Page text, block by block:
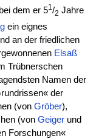
dem er 51/2 Jahre
ein eignes
an der friedlichen
Elsaß
Trübnerschen
Namen der
der
(von Gröber),
(von Geigerund
Forschungen«